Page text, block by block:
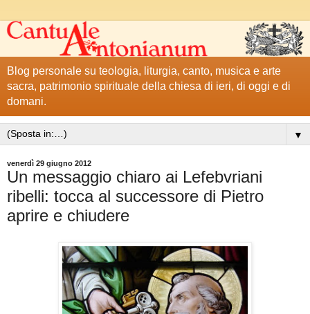
Blog personale su teologia, liturgia, canto, musica e arte
sacra, patrimonio spirituale della chiesa di ieri, di oggi e di
domani.
▼
venerdì 29 giugno 2012
Un messaggio chiaro ai Lefebvriani
ribelli: tocca al successore di Pietro
aprire e chiudere